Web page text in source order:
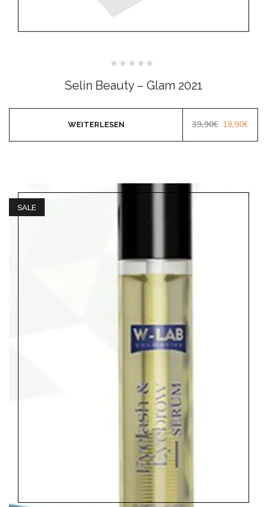
0
von
Selin Beauty – Glam 2021
39,90€ 19,90€
WEITERLESEN
SALE